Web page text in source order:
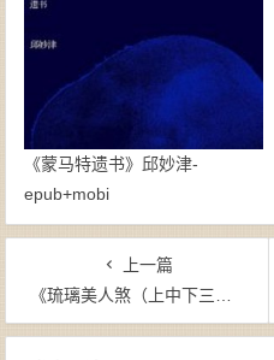
《蒙马特遗书》邱妙津-
epub+mobi
上一篇
《琉璃美人煞（上中下三册全）》十四郎（作者）-epub+mobi